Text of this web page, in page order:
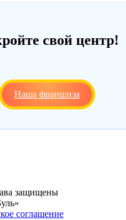
свой центр!
Наша франшиза
защищены
соглашение